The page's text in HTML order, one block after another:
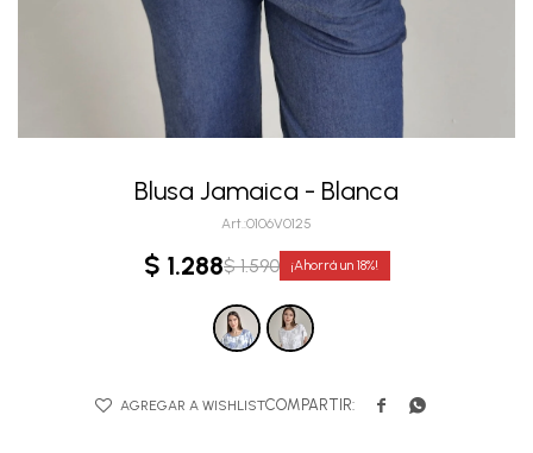
Blusa Jamaica - Blanca
0106V0125
$ 1.288$ 1.590 18
 